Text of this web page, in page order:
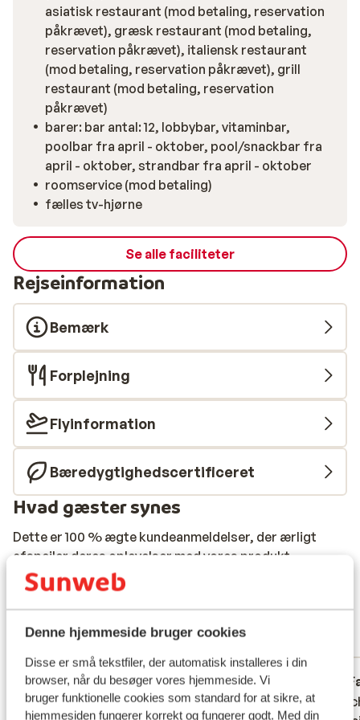
Denne hjemmeside bruger cookies
Disse er små tekstfiler, der automatisk installeres i din
browser, når du besøger vores hjemmeside. Vi
bruger funktionelle cookies som standard for at sikre, at
hjemmesiden fungerer korrekt og fungerer godt. Med din
retter på den tyrkiske aften. Hvis du kan lide maden,
anbefales en reservation i à la carte-restauranten
Hasir. Vil du nyde italienske specialiteter, kan det ske i
restauranten Sapore, og en middag i den elegante
fiskerestaurant Capari minder om en luksuriøs
krydstogtoplevelse – helt i tråd med hotellets
imponerende tema.
asiatisk restaurant (mod betaling, reservation
påkrævet), græsk restaurant (mod betaling,
reservation påkrævet), italiensk restaurant
(mod betaling, reservation påkrævet), grill
restaurant (mod betaling, reservation
påkrævet)
barer: bar antal: 12, lobbybar, vitaminbar,
poolbar fra april - oktober, pool/snackbar fra
april - oktober, strandbar fra april - oktober
roomservice (mod betaling)
fælles tv-hjørne
Se alle faciliteter
Rejseinformation
Bemærk
Forplejning
Flyinformation
Bæredygtighedscertificeret
Hvad gæster synes
Dette er 100 % ægte kundeanmeldelser, der ærligt
afspejler deres oplevelser med vores produkt.
Mere om anmeldelser
8.4 Fabelagtig
55 oplevelser
8.5 Fabelagtig
for 4 uger siden
Was een top hotel! Eten en drinken was
Was een top hotel! Eten en drinken was
Was
Was